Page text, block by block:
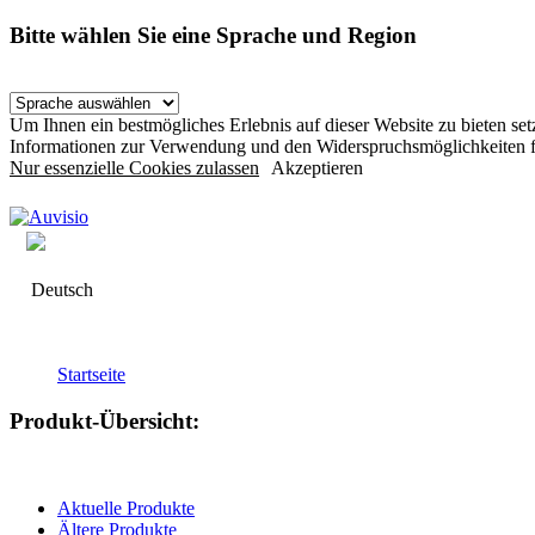
Bitte wählen Sie eine Sprache und Region
Um Ihnen ein bestmögliches Erlebnis auf dieser Website zu bieten
Informationen zur Verwendung und den
Nur essenzielle Cookies zulassen Akzeptieren
Deutsch
Startseite
Produkt-Übersicht:
Aktuelle Produkte
Ältere Produkte